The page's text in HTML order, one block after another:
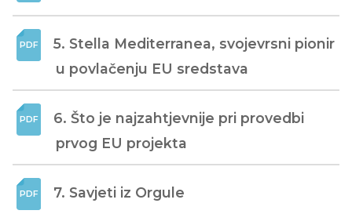
5. Stella Mediterranea, svojevrsni pionir
u povlačenju EU sredstava
6. Što je najzahtjevnije pri provedbi
prvog EU projekta
7. Savjeti iz Orgule